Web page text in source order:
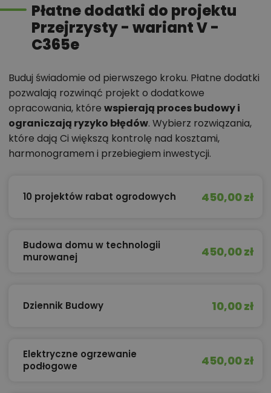
Płatne dodatki do projektu
Przejrzysty - wariant V -
C365e
Buduj świadomie od pierwszego kroku. Płatne dodatki
pozwalają rozwinąć projekt o dodatkowe
opracowania, które wspierają proces budowy i
ograniczają ryzyko błędów. Wybierz rozwiązania,
które dają Ci większą kontrolę nad kosztami,
harmonogramem i przebiegiem inwestycji.
10 projektów rabat ogrodowych 450,00 zł
Budowa domu w technologii
murowanej
450,00 zł
Dziennik Budowy 10,00 zł
Elektryczne ogrzewanie
podłogowe
450,00 zł